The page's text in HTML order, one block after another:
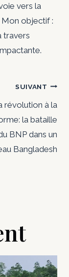
vers la
objectif :
travers
SUIVANT
révolution à la
la bataille
BNP dans un
Bangladesh